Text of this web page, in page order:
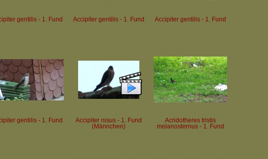
gentilis - 1. Fund Accipiter gentilis - 1. Fund Accipiter gentilis - 1. Fund
gentilis - 1. Fund
Accipiter nisus - 1. Fund
(Männchen)
Acridotheres tristis
melanosternus - 1. Fund